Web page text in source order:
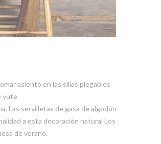
asiento en las sillas plegables
yute
Las servilletas de gasa de algodón
a esta decoración natural Los
de verano.